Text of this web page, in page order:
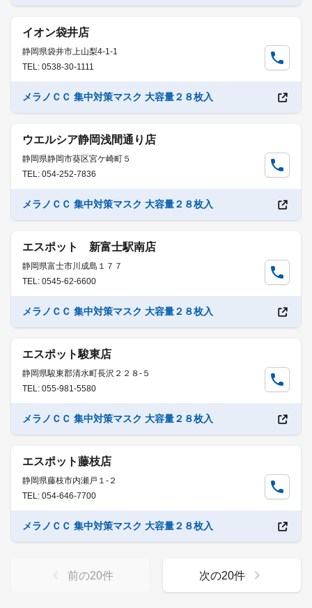
イオン袋井店
静岡県袋井市上山梨4-1-1
TEL: 0538-30-1111
メラノＣＣ 集中対策マスク 大容量２８枚入
ウエルシア静岡浅間通り店
静岡県静岡市葵区宮ケ崎町５
TEL: 054-252-7836
メラノＣＣ 集中対策マスク 大容量２８枚入
エスポット 新富士駅南店
静岡県富士市川成島１７７
TEL: 0545-62-6600
メラノＣＣ 集中対策マスク 大容量２８枚入
エスポット駿東店
静岡県駿東郡清水町長沢２２８-５
TEL: 055-981-5580
メラノＣＣ 集中対策マスク 大容量２８枚入
エスポット藤枝店
静岡県藤枝市内瀬戸１-２
TEL: 054-646-7700
メラノＣＣ 集中対策マスク 大容量２８枚入
前の20件 次の20件